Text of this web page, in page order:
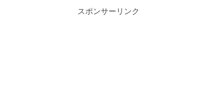
スポンサーリンク